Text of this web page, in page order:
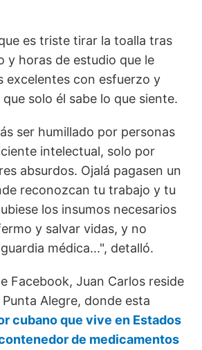
es triste tirar la toalla tras
y horas de estudio que le
excelentes con esfuerzo y
solo él sabe lo que siente.
ser humillado por personas
intelectual, solo por
absurdos. Ojalá pagasen un
reconozcan tu trabajo y tu
los insumos necesarios
y salvar vidas, y no
médica...", detalló.
Facebook, Juan Carlos reside
Alegre, donde esta
cubano que vive en Estados
de medicamentos